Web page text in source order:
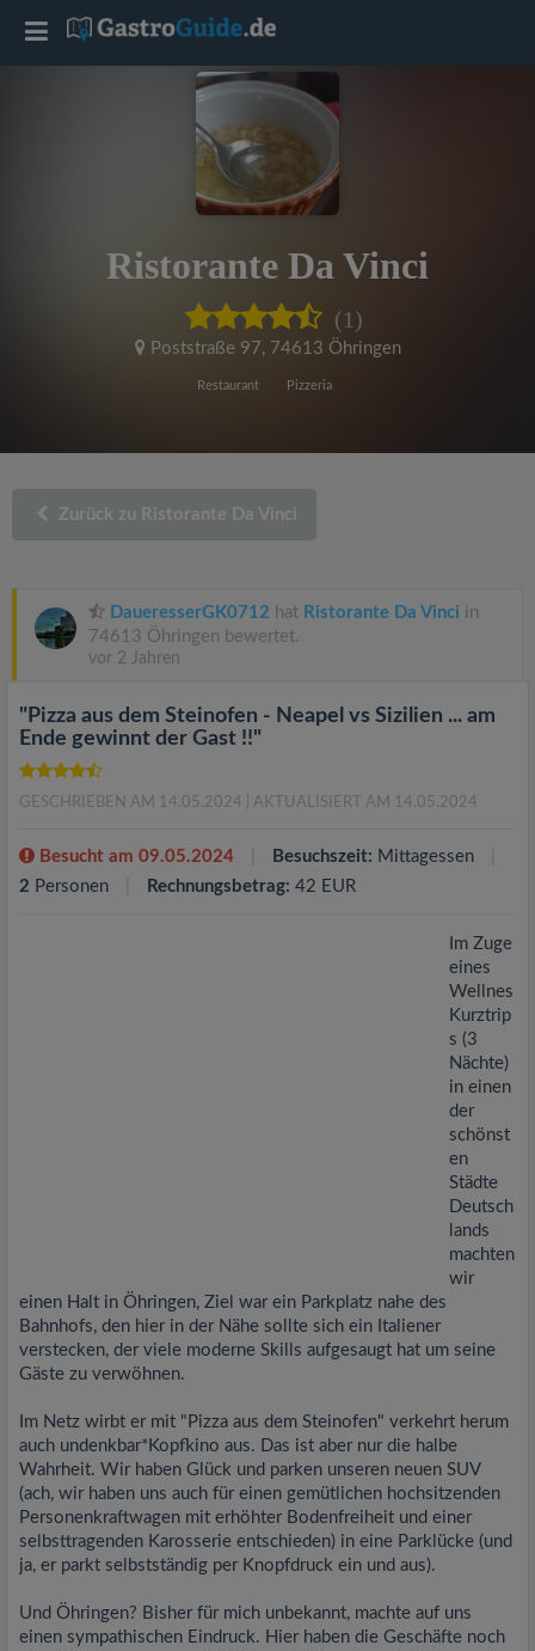
Ristorante Da Vinci
(1)
Poststraße 97, 74613 Öhringen
Restaurant Pizzeria
Zurück zu Ristorante Da Vinci
DaueresserGK0712 hat Ristorante Da Vinci in
74613 Öhringen bewertet.
vor 2 Jahren
"Pizza aus dem Steinofen - Neapel vs Sizilien ... am
Ende gewinnt der Gast !!"
GESCHRIEBEN AM 14.05.2024 | AKTUALISIERT AM 14.05.2024
Besucht am 09.05.2024 Besuchszeit: Mittagessen
2 Personen Rechnungsbetrag: 42 EUR
Im Zuge
eines
Wellnes
Kurztrip
s (3
Nächte)
in einen
der
schönst
en
Städte
Deutsch
lands
machten
wir
einen Halt in Öhringen, Ziel war ein Parkplatz nahe des
Bahnhofs, den hier in der Nähe sollte sich ein Italiener
verstecken, der viele moderne Skills aufgesaugt hat um seine
Gäste zu verwöhnen.
Im Netz wirbt er mit "Pizza aus dem Steinofen" verkehrt herum
auch undenkbar*Kopfkino aus. Das ist aber nur die halbe
Wahrheit. Wir haben Glück und parken unseren neuen SUV
(ach, wir haben uns auch für einen gemütlichen hochsitzenden
Personenkraftwagen mit erhöhter Bodenfreiheit und einer
selbsttragenden Karosserie entschieden) in eine Parklücke (und
ja, er parkt selbstständig per Knopfdruck ein und aus).
Und Öhringen? Bisher für mich unbekannt, machte auf uns
einen sympathischen Eindruck. Hier haben die Geschäfte noch
T
a
i